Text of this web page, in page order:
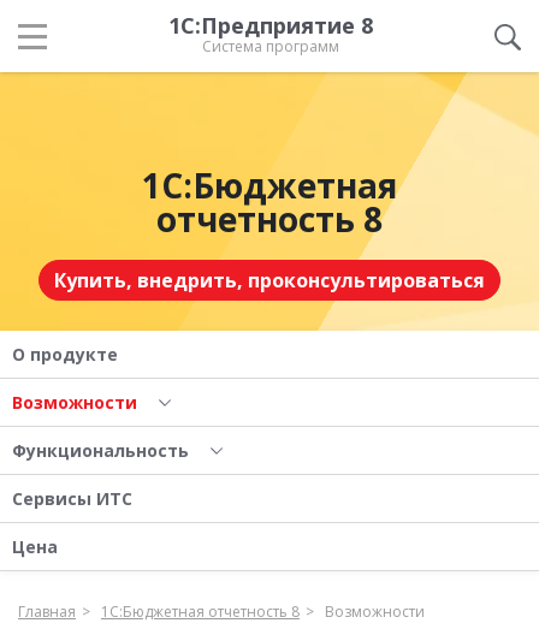
1С:Предприятие 8
Система программ
1С:Бюджетная
отчетность 8
Купить, внедрить, проконсультироваться
О продукте
Возможности
Функциональность
Сервисы ИТС
Цена
Главная 1С:Бюджетная отчетность 8 Возможности